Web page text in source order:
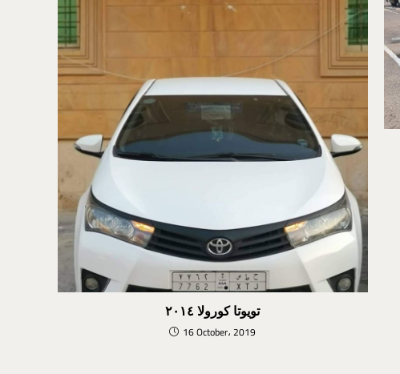
تويوتا كورولا ٢٠١٤
16 October، 2019